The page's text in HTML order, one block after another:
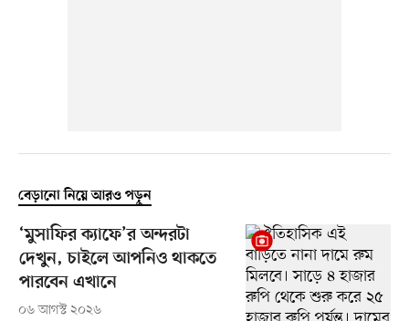
বেড়ানো নিয়ে আরও পড়ুন
‘মুসাফির ক্যাফে’র অন্দরটা
দেখুন, চাইলে আপনিও থাকতে
পারবেন এখানে
০৬ আগস্ট ২০২৬